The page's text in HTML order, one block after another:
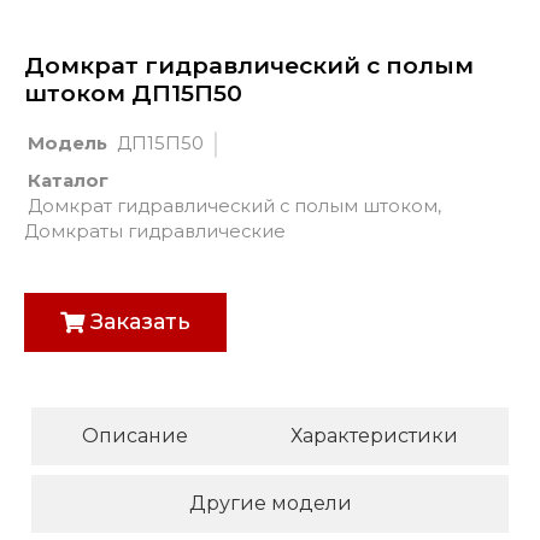
Домкрат гидравлический с полым
штоком ДП15П50
Модель ДП15П50
Каталог
Домкрат гидравлический с полым штоком,
Домкраты гидравлические
Заказать
Описание Характеристики
Другие модели